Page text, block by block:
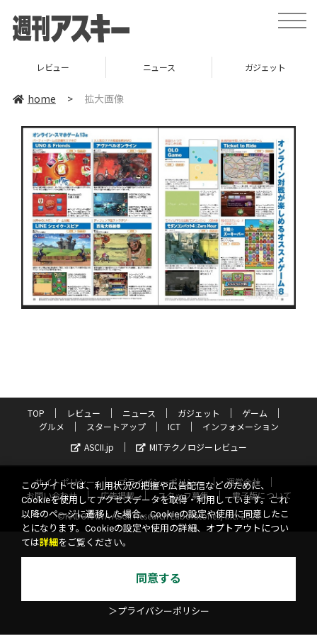
toggle
レビュー ニュース ガジェット
home > 拡大画像
TOP レビュー ニュース ガジェット
ゲーム
グルメ
スタートアップ ICT
インフォメーション
ASCII.jp
MITテクノロジーレビュー
サイトポリシー プライバシーポリシー
運営会社
お問い合わせ
広告掲載 スタッフ募集
電子版について
©KADOKAWA ASCII Research Laboratories, Inc. 2026
このサイトでは、利用状況の把握や広告配信などのために、
Cookieを使用してアクセスデータを取得・利用しています。これ
以降のページに遷移した場合、Cookieの設定や使用に同意したこ
とになります。Cookieの設定や使用の詳細、オプトアウトについ
ては詳細 をご覧ください。
同意する
＞プライバシーポリシー